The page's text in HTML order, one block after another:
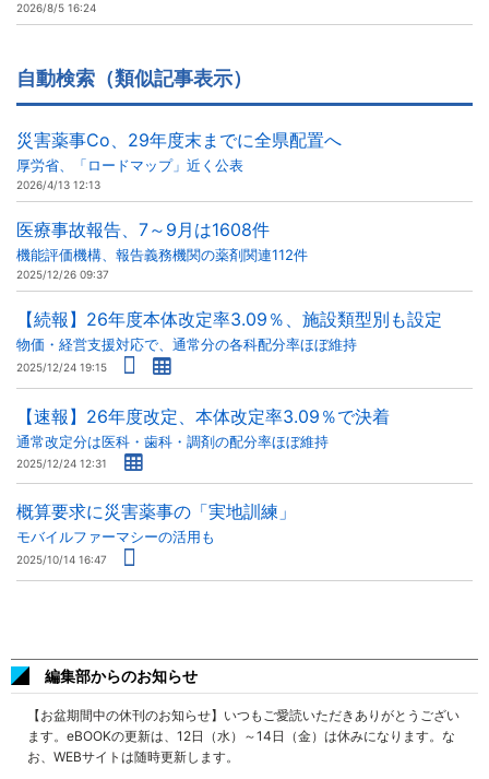
2026/8/5 16:24
自動検索（類似記事表示）
災害薬事Co、29年度末までに全県配置へ
厚労省、「ロードマップ」近く公表
2026/4/13 12:13
医療事故報告、7～9月は1608件
機能評価機構、報告義務機関の薬剤関連112件
2025/12/26 09:37
【続報】26年度本体改定率3.09％、施設類型別も設定
物価・経営支援対応で、通常分の各科配分率ほぼ維持
2025/12/24 19:15
【速報】26年度改定、本体改定率3.09％で決着
通常改定分は医科・歯科・調剤の配分率ほぼ維持
2025/12/24 12:31
概算要求に災害薬事の「実地訓練」
モバイルファーマシーの活用も
2025/10/14 16:47
編集部からのお知らせ
【お盆期間中の休刊のお知らせ】いつもご愛読いただきありがとうござい
ます。eBOOKの更新は、12日（水）～14日（金）は休みになります。な
お、WEBサイトは随時更新します。